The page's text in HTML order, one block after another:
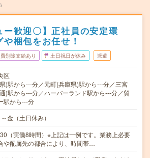
ー歓迎〇】正社員の安定環
梱包をお任せ！
別途支給あり 土日祝日が休み 派遣
区
)駅から---分／元町(兵庫県)駅から---分／三宮
)駅から---分／ハーバーランド駅から---分／貿
駅から---分
金（土日休み）
（実働8時間）※上記は一例です。業務上必要
や配属先の都合により、時間帯…